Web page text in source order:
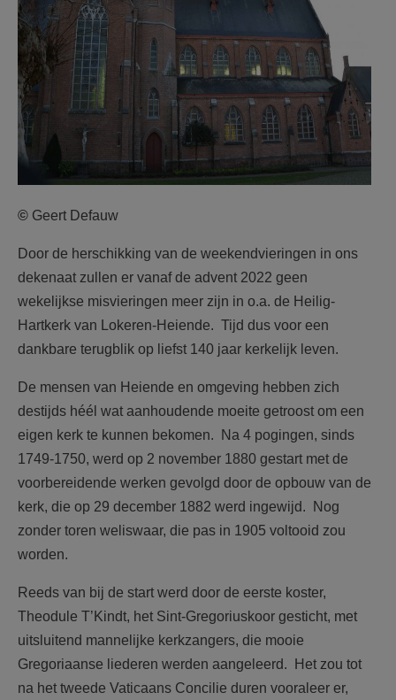
© Geert Defauw
Door de herschikking van de weekendvieringen in ons
dekenaat zullen er vanaf de advent 2022 geen
wekelijkse misvieringen meer zijn in o.a. de Heilig-
Hartkerk van Lokeren-Heiende. Tijd dus voor een
dankbare terugblik op liefst 140 jaar kerkelijk leven.
De mensen van Heiende en omgeving hebben zich
destijds héél wat aanhoudende moeite getroost om een
eigen kerk te kunnen bekomen. Na 4 pogingen, sinds
1749-1750, werd op 2 november 1880 gestart met de
voorbereidende werken gevolgd door de opbouw van de
kerk, die op 29 december 1882 werd ingewijd. Nog
zonder toren weliswaar, die pas in 1905 voltooid zou
worden.
Reeds van bij de start werd door de eerste koster,
Theodule T’Kindt, het Sint-Gregoriuskoor gesticht, met
uitsluitend mannelijke kerkzangers, die mooie
Gregoriaanse liederen werden aangeleerd. Het zou tot
na het tweede Vaticaans Concilie duren vooraleer er,